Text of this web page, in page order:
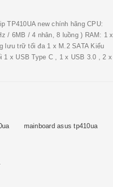
TP410UA new chính hãng CPU:
/ 6MB / 4 nhân, 8 luồng ) RAM: 1 x
lưu trữ tối đa 1 x M.2 SATA Kiểu
1 x USB Type C , 1 x USB 3.0 , 2 x
mainboard asus tp410ua